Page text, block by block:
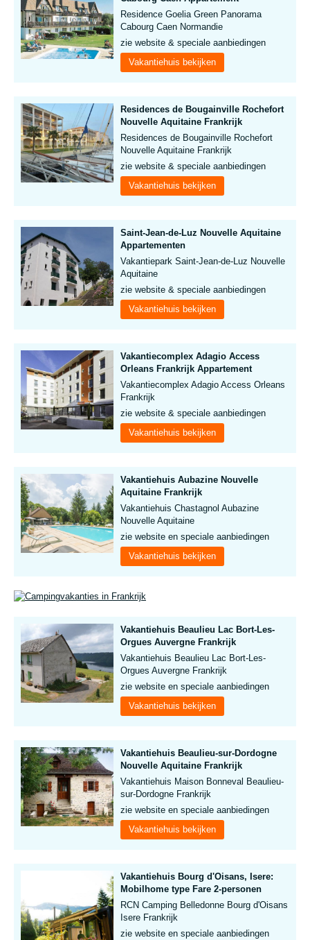
Residence Goelia Green Panorama
Cabourg Caen Normandie
zie website & speciale aanbiedingen
Vakantiehuis bekijken
Residences de Bougainville Rochefort
Nouvelle Aquitaine Frankrijk
Residences de Bougainville Rochefort
Nouvelle Aquitaine Frankrijk
zie website & speciale aanbiedingen
Vakantiehuis bekijken
Saint-Jean-de-Luz Nouvelle Aquitaine
Appartementen
Vakantiepark Saint-Jean-de-Luz Nouvelle
Aquitaine
zie website & speciale aanbiedingen
Vakantiehuis bekijken
Vakantiecomplex Adagio Access
Orleans Frankrijk Appartement
Vakantiecomplex Adagio Access Orleans
Frankrijk
zie website & speciale aanbiedingen
Vakantiehuis bekijken
Vakantiehuis Aubazine Nouvelle
Aquitaine Frankrijk
Vakantiehuis Chastagnol Aubazine
Nouvelle Aquitaine
zie website en speciale aanbiedingen
Vakantiehuis bekijken
Vakantiehuis Beaulieu Lac Bort-Les-
Orgues Auvergne Frankrijk
Vakantiehuis Beaulieu Lac Bort-Les-
Orgues Auvergne Frankrijk
zie website en speciale aanbiedingen
Vakantiehuis bekijken
Vakantiehuis Beaulieu-sur-Dordogne
Nouvelle Aquitaine Frankrijk
Vakantiehuis Maison Bonneval Beaulieu-
sur-Dordogne Frankrijk
zie website en speciale aanbiedingen
Vakantiehuis bekijken
Vakantiehuis Bourg d'Oisans, Isere:
Mobilhome type Fare 2-personen
RCN Camping Belledonne Bourg d'Oisans
Isere Frankrijk
zie website en speciale aanbiedingen